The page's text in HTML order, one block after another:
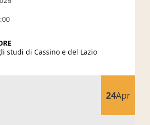
studi di Cassino e del Lazio
24Apr